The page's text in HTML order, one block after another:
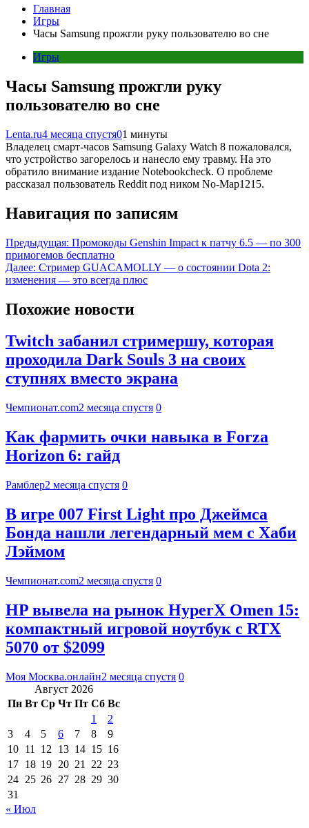
Главная
Игры
Часы Samsung прожгли руку пользователю во сне
Игры
Часы Samsung прожгли руку
пользователю во сне
Lenta.ru4 месяца спустя01 минуты
Владелец смарт-часов Samsung Galaxy Watch 8 пожаловался,
что устройство загорелось и нанесло ему травму. На это
обратило внимание издание Notebookcheck. О проблеме
рассказал пользователь Reddit под ником No-Map1215.
Навигация по записям
Предыдущая: Промокоды Genshin Impact к патчу 6.5 — по 300
примогемов бесплатно
Далее: Стример GUACAMOLLY — о состоянии Dota 2:
изменения — это всегда плюс
Похожие новости
Twitch забанил стримершу, которая
проходила Dark Souls 3 на своих
ступнях вместо экрана
Чемпионат.com2 месяца спустя 0
Как фармить очки навыка в Forza
Horizon 6: гайд
Рамблер2 месяца спустя 0
В игре 007 First Light про Джеймса
Бонда нашли легендарный мем с Хаби
Лэймом
Чемпионат.com2 месяца спустя 0
HP вывела на рынок HyperX Omen 15:
компактный игровой ноутбук с RTX
5070 от $2099
Моя Москва.онлайн2 месяца спустя 0
Август 2026
Пн Вт Ср Чт Пт Сб Вс
1
2
3
4 5 6 7 8
9
10 11 12 13 14 15 16
17 18 19 20 21 22 23
24 25 26 27 28 29 30
31
« Июл